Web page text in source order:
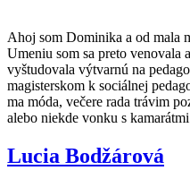
Ahoj som Dominika a od mala
Umeniu som sa preto venovala
vyštudovala výtvarnú na
magisterskom k sociálnej
ma móda, večere rada trávim
alebo niekde vonku s
Lucia Bodžárová